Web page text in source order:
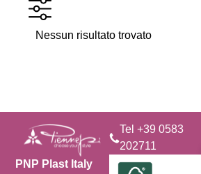
Nessun risultato trovato
PNP Plast Italy
Tel +39 0583
202711